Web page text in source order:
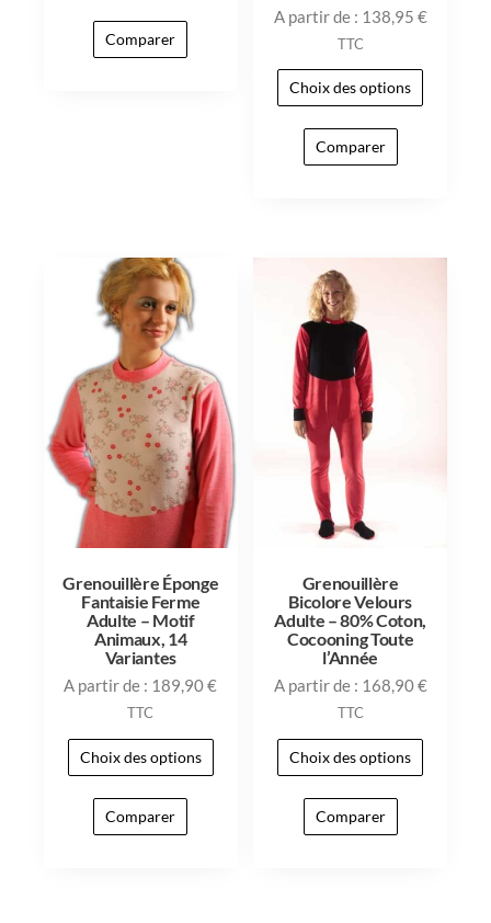
Comparer
A partir de : 138,95 €
TTC
Choix des options
Comparer
Grenouillère Éponge
Fantaisie Ferme
Adulte – Motif
Animaux, 14
Variantes
A partir de : 189,90€
TTC
Choix des options
Comparer
Grenouillère
Bicolore Velours
Adulte – 80% Coton,
Cocooning Toute
l’Année
A partir de : 168,90€
TTC
Choix des options
Comparer